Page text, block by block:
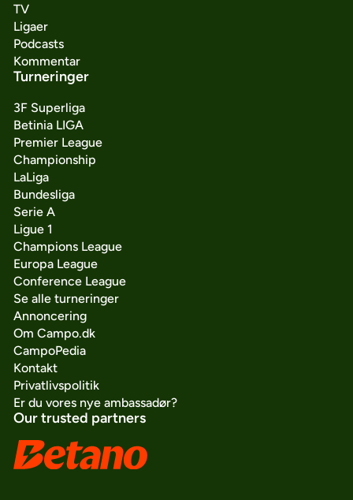
TV
Ligaer
Podcasts
Kommentar
Turneringer
3F Superliga
Betinia LIGA
Premier League
Championship
LaLiga
Bundesliga
Serie A
Ligue 1
Champions League
Europa League
Conference League
Se alle turneringer
Annoncering
Om Campo.dk
CampoPedia
Kontakt
Privatlivspolitik
Er du vores nye ambassadør?
Our trusted partners